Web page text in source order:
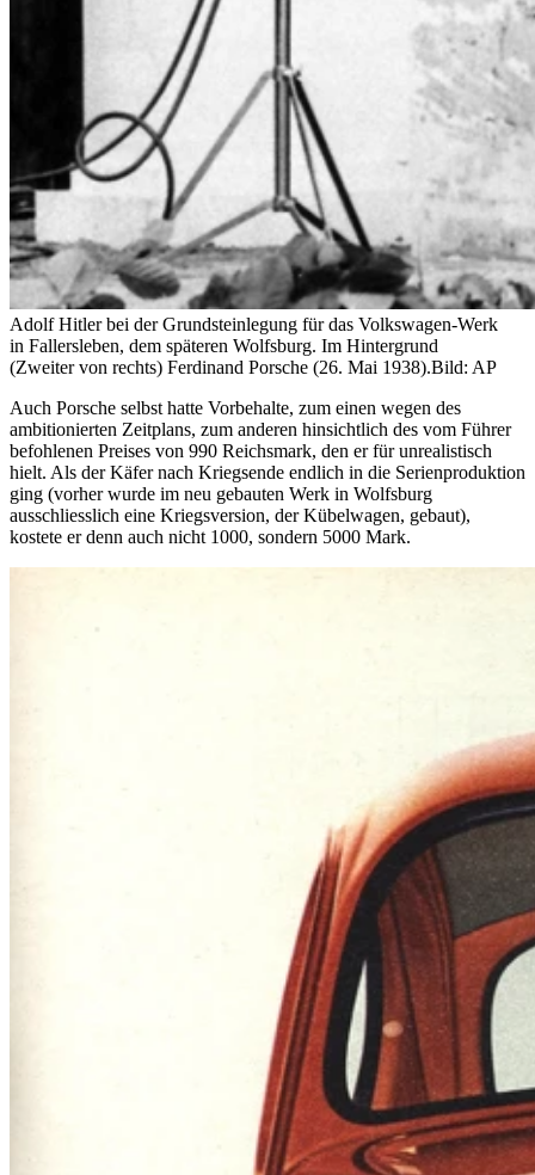
Adolf Hitler bei der Grundsteinlegung für das Volkswagen-Werk
in Fallersleben, dem späteren Wolfsburg. Im Hintergrund
(Zweiter von rechts) Ferdinand Porsche (26. Mai 1938).Bild: AP
Auch Porsche selbst hatte Vorbehalte, zum einen wegen des
ambitionierten Zeitplans, zum anderen hinsichtlich des vom Führer
befohlenen Preises von 990 Reichsmark, den er für unrealistisch
hielt. Als der Käfer nach Kriegsende endlich in die Serienproduktion
ging (vorher wurde im neu gebauten Werk in Wolfsburg
ausschliesslich eine Kriegsversion, der Kübelwagen, gebaut),
kostete er denn auch nicht 1000, sondern 5000 Mark.